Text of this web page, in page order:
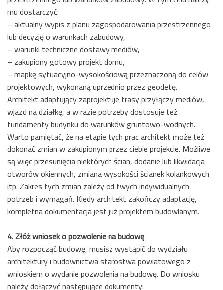
mu dostarczyć:
– aktualny wypis z planu zagospodarowania przestrzennego
lub decyzję o warunkach zabudowy,
– warunki techniczne dostawy mediów,
– zakupiony gotowy projekt domu,
– mapkę sytuacyjno-wysokościową przeznaczoną do celów
projektowych, wykonaną uprzednio przez geodetę.
Architekt adaptujący zaprojektuje trasy przyłączy mediów,
wjazd na działkę, a w razie potrzeby dostosuje też
fundamenty budynku do warunków gruntowo-wodnych.
Warto pamiętać, że na etapie tych prac architekt może też
dokonać zmian w zakupionym przez ciebie projekcie. Możliwe
są więc przesunięcia niektórych ścian, dodanie lub likwidacja
otworów okiennych, zmiana wysokości ścianek kolankowych
itp. Zakres tych zmian zależy od twych indywidualnych
potrzeb i wymagań. Kiedy architekt zakończy adaptację,
kompletna dokumentacja jest już projektem budowlanym.
4. Złóż wniosek o pozwolenie na budowę
Aby rozpocząć budowę, musisz wystąpić do wydziału
architektury i budownictwa starostwa powiatowego z
wnioskiem o wydanie pozwolenia na budowę. Do wniosku
należy dołączyć następujące dokumenty: